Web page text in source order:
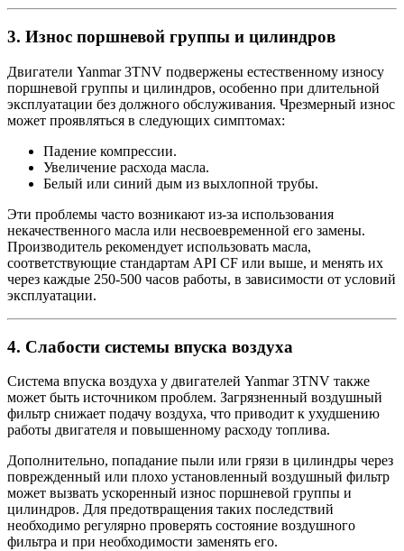
3. Износ поршневой группы и цилиндров
Двигатели Yanmar 3TNV подвержены естественному износу
поршневой группы и цилиндров, особенно при длительной
эксплуатации без должного обслуживания. Чрезмерный износ
может проявляться в следующих симптомах:
Падение компрессии.
Увеличение расхода масла.
Белый или синий дым из выхлопной трубы.
Эти проблемы часто возникают из-за использования
некачественного масла или несвоевременной его замены.
Производитель рекомендует использовать масла,
соответствующие стандартам API CF или выше, и менять их
через каждые 250-500 часов работы, в зависимости от условий
эксплуатации.
4. Слабости системы впуска воздуха
Система впуска воздуха у двигателей Yanmar 3TNV также
может быть источником проблем. Загрязненный воздушный
фильтр снижает подачу воздуха, что приводит к ухудшению
работы двигателя и повышенному расходу топлива.
Дополнительно, попадание пыли или грязи в цилиндры через
поврежденный или плохо установленный воздушный фильтр
может вызвать ускоренный износ поршневой группы и
цилиндров. Для предотвращения таких последствий
необходимо регулярно проверять состояние воздушного
фильтра и при необходимости заменять его.